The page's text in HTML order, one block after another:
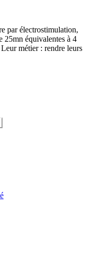
par électrostimulation,
équivalentes à 4
métier : rendre leurs